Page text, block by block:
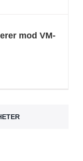
mod VM-